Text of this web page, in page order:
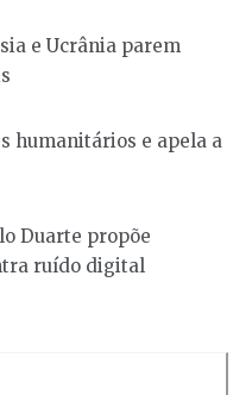
e Ucrânia parem
humanitários e apela a
Duarte propõe
ruído digital